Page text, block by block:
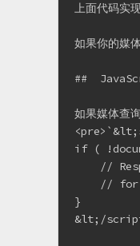
上面代码实
如果你的媒
##
如果媒体查
if (
//
//
}
&lt;/